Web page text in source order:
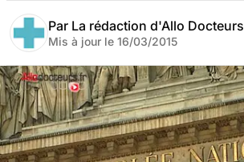
Par La rédaction d'Allo Docteurs
Mis à jour le 16/03/2015